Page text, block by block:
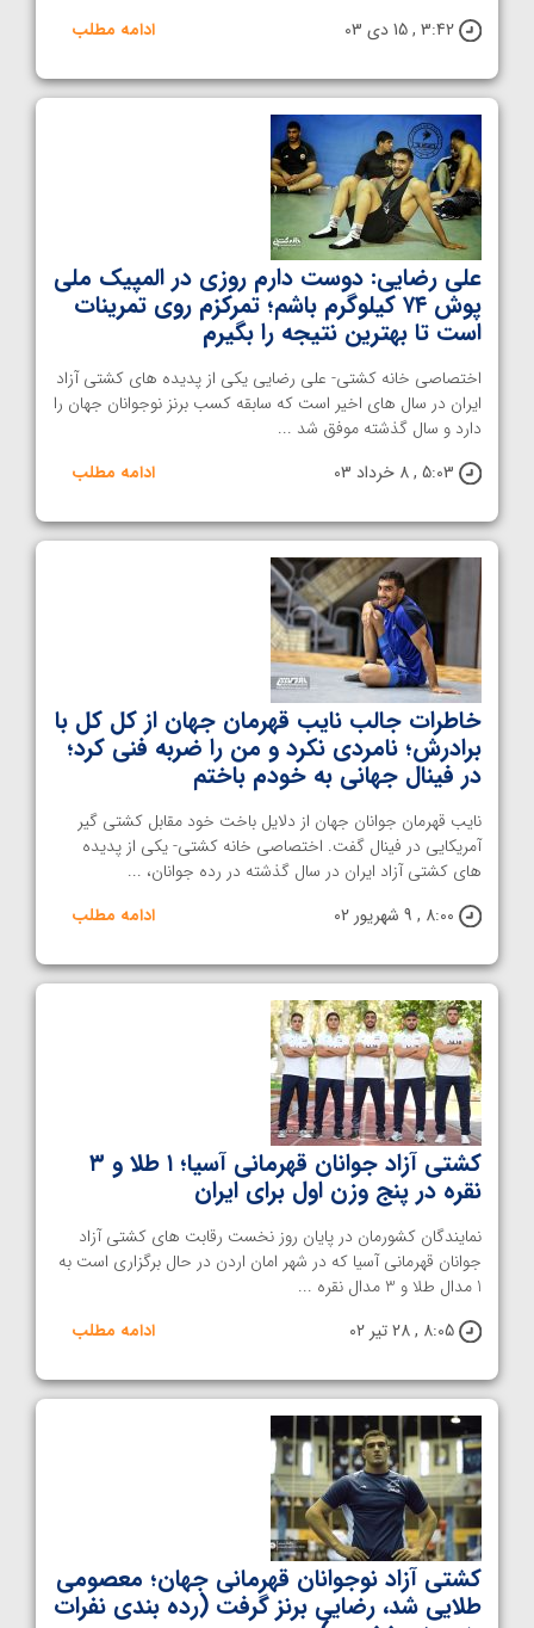
3:42 , 15 دی 03
ادامه مطلب
علی رضایی: دوست دارم روزی در المپیک ملی
پوش ۷۴ کیلوگرم باشم؛ تمرکزم روی تمرینات
است تا بهترین نتیجه را بگیرم
اختصاصی خانه کشتی- علی رضایی یکی از پدیده های کشتی آزاد
ایران در سال های اخیر است که سابقه کسب برنز نوجوانان جهان را
دارد و سال گذشته موفق شد ...
5:03 , 8 خرداد 03
ادامه مطلب
خاطرات جالب نایب قهرمان جهان از کل کل با
برادرش؛ نامردی نکرد و من را ضربه فنی کرد؛
در فینال جهانی به خودم باختم
نایب قهرمان جوانان جهان از دلایل باخت خود مقابل کشتی گیر
آمریکایی در فینال گفت. اختصاصی خانه کشتی- یکی از پدیده
های کشتی آزاد ایران در سال گذشته در رده جوانان، ...
8:00 , 9 شهریور 02
ادامه مطلب
کشتی آزاد جوانان قهرمانی آسیا؛ ۱ طلا و ۳
نقره در پنج وزن اول برای ایران
نمایندگان کشورمان در پایان روز نخست رقابت های کشتی آزاد
جوانان قهرمانی آسیا که در شهر امان اردن در حال برگزاری است به
1 مدال طلا و 3 مدال نقره ...
8:05 , 28 تیر 02
ادامه مطلب
کشتی آزاد نوجوانان قهرمانی جهان؛ معصومی
طلایی شد، رضایی برنز گرفت (رده بندی نفرات